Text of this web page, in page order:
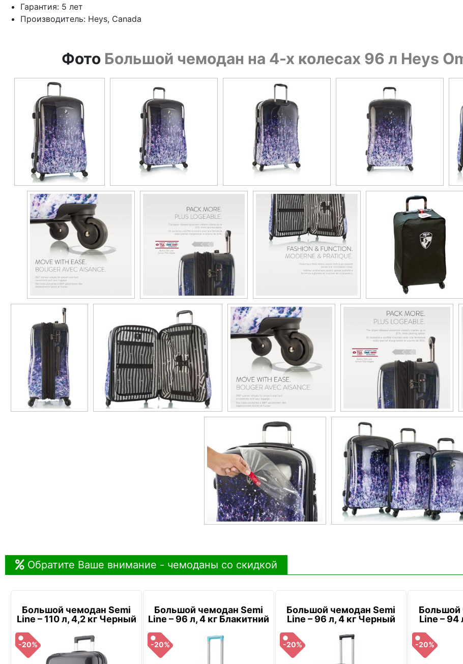
Гарантия: 5 лет
Производитель: Heys, Canada
Фото Большой чемодан на 4-х колесах 96 л Heys
Обратите Ваше внимание - чемоданы со скидкой
Большой чемодан Semi
Line – 110 л, 4,2 кг Черный
-20%
Большой чемодан Semi
Line – 96 л, 4 кг Блакитний
-20%
Большой чемодан Semi
Line – 96 л, 4 кг Черный
-20%
Большой
Line – 94
-20%